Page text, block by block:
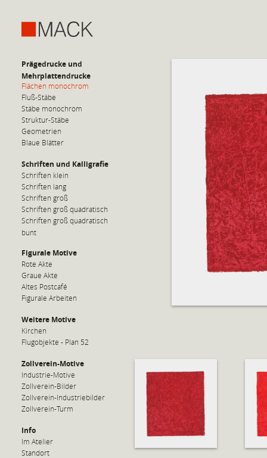
Prägedrucke und
Mehrplattendrucke
Flächen monochrom
Fluß-Stäbe
Stäbe monochrom
Struktur-Stäbe
Geometrien
Blaue Blätter
Schriften und Kalligrafie
Schriften klein
Schriften lang
Schriften groß
Schriften groß quadratisch
Schriften groß quadratisch
bunt
Figurale Motive
Rote Akte
Graue Akte
Altes Postcafé
Figurale Arbeiten
Weitere Motive
Kirchen
Flugobjekte - Plan 52
Zollverein-Motive
Industrie-Motive
Zollverein-Bilder
Zollverein-Industriebilder
Zollverein-Turm
Info
Im Atelier
Standort